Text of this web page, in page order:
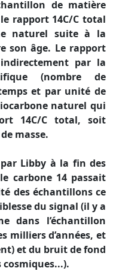
de matière
rapport 14C/C total
naturel suite à la
son âge. Le rapport
par la
(nombre de
et par unité de
naturel qui
14C/C total, soit
masse.
Libby à la fin des
carbone 14 passait
des échantillons ce
du signal (il y a
dans l’échantillon
milliers d’années, et
et du bruit de fond